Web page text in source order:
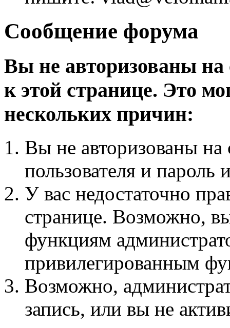
Сообщение форума
Вы не авторизованы на
к этой странице. Это
нескольких причин:
Вы не авторизованы на
пользователя и пароль
У вас недостаточно
странице. Возможно,
функциям
привилегированным
Возможно,
запись, или вы не